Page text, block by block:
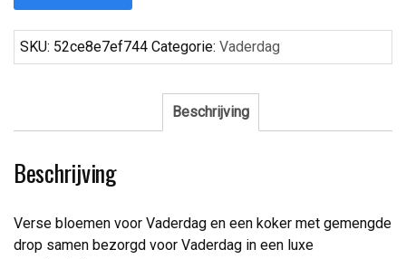
SKU: 52ce8e7ef744 Categorie: Vaderdag
Beschrijving
Beschrijving
Verse bloemen voor Vaderdag en een koker met gemengde
drop samen bezorgd voor Vaderdag in een luxe